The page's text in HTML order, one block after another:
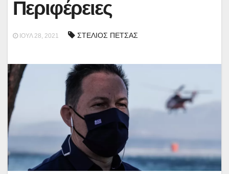
Περιφέρειες
ΙΟΎΛ 28, 2021 ΣΤΕΛΙΟΣ ΠΕΤΣΑΣ